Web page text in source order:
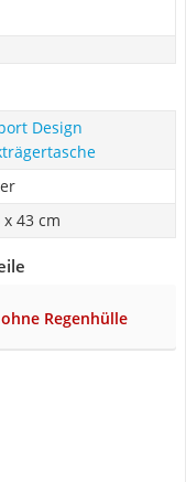
Design
43 cm
ohne Regenhülle